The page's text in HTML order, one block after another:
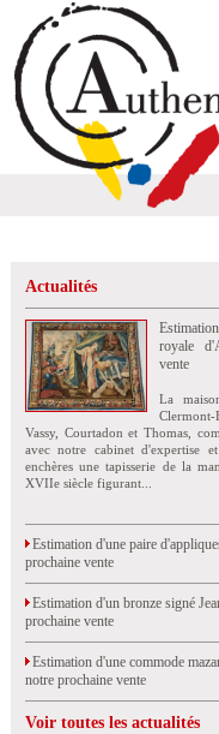
Actualités
royale
vente
La
Clermont-
Vassy, Courtadon et Thomas,
avec notre cabinet d'expertise
enchères une tapisserie de la
XVIIe siècle figurant...
Estimation d'une paire
prochaine vente
Estimation d'un bronze signé
prochaine vente
Estimation d'une commode
notre prochaine vente
Voir toutes les actualités